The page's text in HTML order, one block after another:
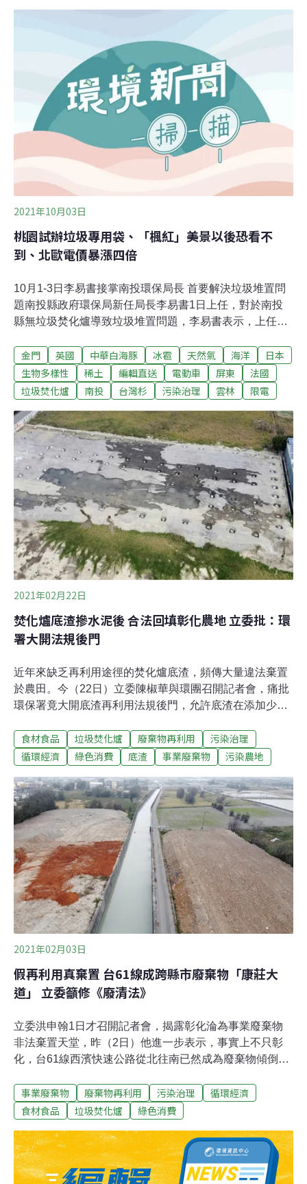
魚、吳郭魚及鱸魚等水產品項，提供漁民投保。但以雲林
來說，雖然由雲縣府、中央各補助1/3，養殖戶自付1/3保
費，但須以氣象站氣溫顯示10°C達10小時以上，才能啟動
理賠，目前投保意願低。（公視新聞報導）
2021年10月03日
桃園試辦垃圾專用袋、「楓紅」美景以後恐看不
到、北歐電價暴漲四倍
10月1-3日李易書接掌南投環保局長 首要解決垃圾堆置問
題南投縣政府環保局新任局長李易書1日上任，對於南投
縣無垃圾焚化爐導致垃圾堆置問題，李易書表示，上任後
色再生能源。南投縣每天產生約250公噸垃圾，將加強宣
導垃圾分類、資源回收觀念，落實垃圾減量政策，並建置
自主垃圾處理設施，朝向綠能化方式，同時達到解決垃圾
處理及發展綠色再生能源的雙重目標。（中央社報導）金
門海廢變身裝置藝術 籲重視海洋生態金門陶藝家王明宗以
廢棄保麗龍創作中華白海豚、慈濟基金會用寶特瓶製作
「鯨魚的眼淚」，成為金門海洋日活動吸睛所在；同時凸
顯了解決海洋廢棄物的問題，刻不容緩。（中央社報導）
金門 英國 中華白海豚 冰雹 天然氣 海洋
日本
生物多樣性
稀土 編輯直送 電動車 屏東
法國
垃圾焚化爐
南投 台灣杉 污染治理 雲林 限電
2021年02月22日
焚化爐底渣摻水泥後 合法回填彰化農地 立委批：環
署大開法規後門
近年來缺乏再利用途徑的焚化爐底渣，頻傳大量違法棄置
於農田。今（22日）立委陳椒華與環團召開記者會，痛批
環保署竟大開底渣再利用法規後門，允許底渣在添加少許
對此陳椒華呼籲農委會修法明定罰則，要求環保署將不當
條文刪除。環團揭露，彰化縣率先利用法規漏洞，核准焚
透水混凝土」的名義，將合計高達2萬5958公噸的焚化爐
底渣回填到農牧用地，現場測出數種重金屬嚴重超標，遇
水恐溶出污染土壤及地下水。底渣再利用法規修出漏洞 竟
能合法回填農地全台24座焚化廠每日燒掉近2萬噸垃圾，
每年產生近90萬噸底渣。過往底渣主要透過掩埋處理，近
年來隨著掩埋場逐漸飽和，環保署積極推動底渣再利用，
將底渣處理成再生粒料，應用於道路填築等公共工程用
途，盼讓廢棄物成為資源，並增加底渣去化管道。
食材食品 垃圾焚化爐 廢棄物再利用
污染治理
循環經濟
綠色消費 底渣 事業廢棄物 污染農地
2021年02月03日
假再利用真棄置 台61線成跨縣市廢棄物「康莊大
道」 立委籲修《廢清法》
立委洪申翰1日才召開記者會，揭露彰化淪為事業廢棄物
非法棄置天堂，昨（2日）他進一步表示，事實上不只彰
化，台61線西濱快速公路從北往南已然成為廢棄物傾倒的
年有超過8成事業廢棄物被「再利用」，但若真照環保署
流程處理，「怎麼還會有棄置的問題，到底流出了多少無
委2日舉行「事業廢棄物管理與市場流向追蹤公聽會」，
要求環保署應就《廢棄物清理法》修法草案，提出對末端
不法棄置現況的具體回復機制與責任追溯作法，並從源頭
事業廢棄物 廢棄物再利用 污染治理
循環經濟
食材食品
垃圾焚化爐 綠色消費